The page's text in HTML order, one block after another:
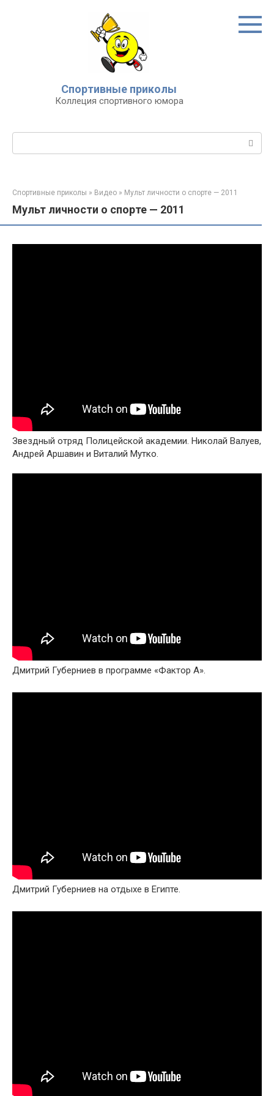
Спортивные приколы
Коллеция спортивного юмора
Спортивные приколы » Видео » Мульт личности о спорте — 2011
Мульт личности о спорте — 2011
Звездный отряд Полицейской академии. Николай Валуев,
Андрей Аршавин и Виталий Мутко.
Дмитрий Губерниев в программе «Фактор А».
Дмитрий Губерниев на отдыхе в Египте.